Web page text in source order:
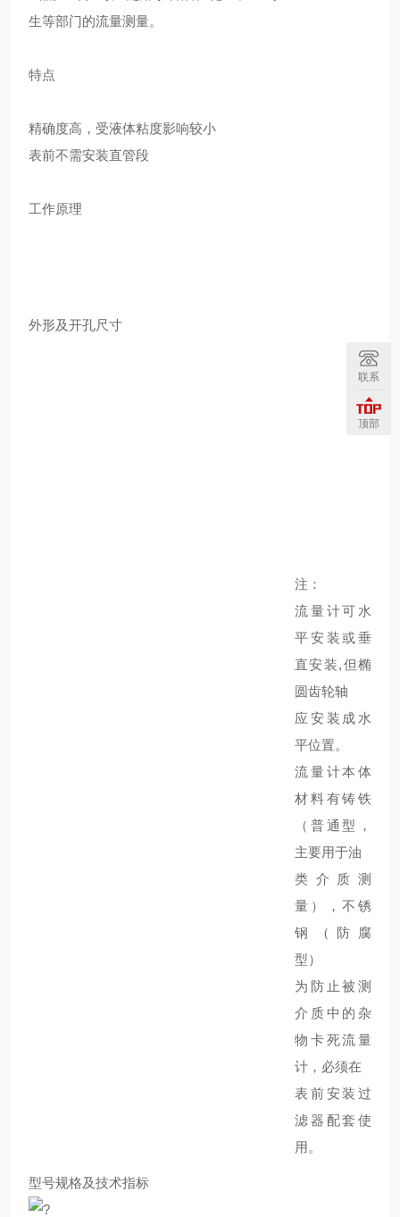
生等部门的流量测量。
特点
精确度高，受液体粘度影响较小
表前不需安装直管段
工作原理
外形及开孔尺寸
注：
流量计可水
平安装或垂
直安装,但椭
圆齿轮轴
应安装成水
平位置。
流量计本体
材料有铸铁
（普通型，
主要用于油
类介质测
量），不锈
钢（防腐
型）
为防止被测
介质中的杂
物卡死流量
计，必须在
表前安装过
滤器配套使
用。
型号规格及技术指标
?
联系
顶部